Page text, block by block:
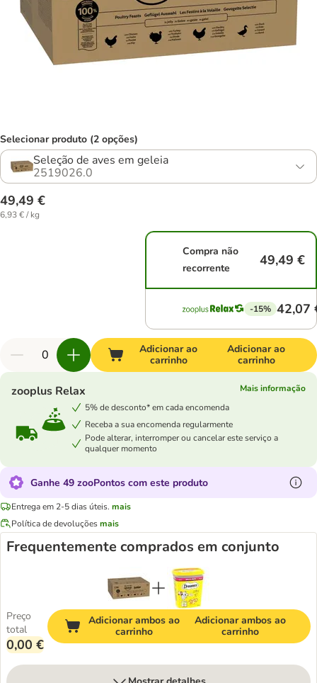
Selecionar produto (2 opções)
Seleção de aves em geleia
2519026.0
49,49 €
6,93 € / kg
Compra não
recorrente
49,49 €
-15% 42,07
Adicionar ao
carrinho
Adicionar ao
carrinho
zooplus Relax
Mais informação
5% de desconto* em cada encomenda
Receba a sua encomenda regularmente
Pode alterar, interromper ou cancelar este serviço a
qualquer momento
Ganhe 49 zooPontos com este produto
Entrega em 2-5 dias úteis. mais
Política de devoluçõesmais
Frequentemente comprados em conjunto
Preço
total
0,00 €
Adicionar ambos ao
carrinho
Adicionar ambos ao
carrinho